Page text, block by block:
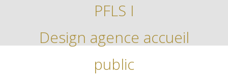
PFLS I
Design agence accueil
public